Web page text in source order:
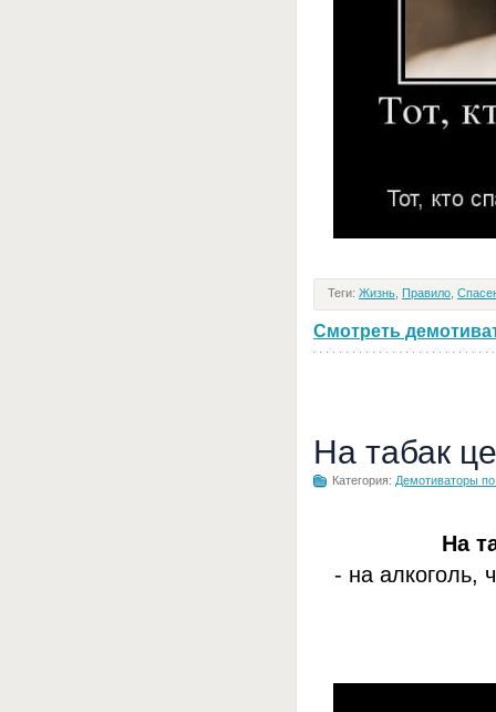
Теги: Жизнь Правило
Смотреть
На табак
Категория: Демотиваторы
На
- на алкоголь,